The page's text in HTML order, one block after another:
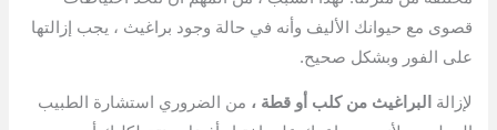
قصوى مع حيوانك الأليف وأنه في حالة وجود براغيث ، يجب إزالتها
على الفور وبشكل صحيح.
لإزالة البراغيث من كلب أو قطة ، من الضروري استشارة الطبيب